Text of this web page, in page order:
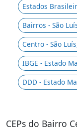
Estados
Bairros - São
Centro - São
IBGE - Estado
DDD - Estado
CEPs do Bairro